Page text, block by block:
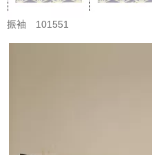
振袖 101551